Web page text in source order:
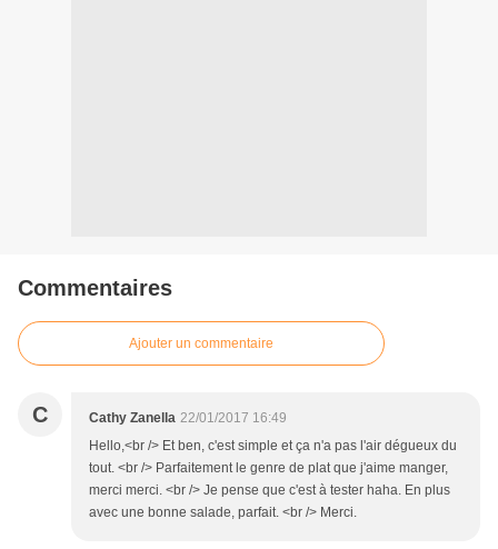
Commentaires
Ajouter un commentaire
C Cathy Zanella 22/01/2017 16:49
Hello,<br /> Et ben, c'est simple et ça n'a pas l'air dégueux du
tout. <br /> Parfaitement le genre de plat que j'aime manger,
merci merci. <br /> Je pense que c'est à tester haha. En plus
avec une bonne salade, parfait. <br /> Merci.